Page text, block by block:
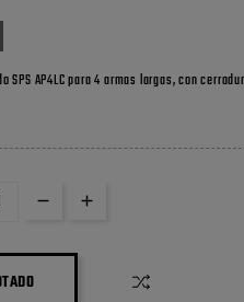
SPS AP4LC para 4 armas largas, con